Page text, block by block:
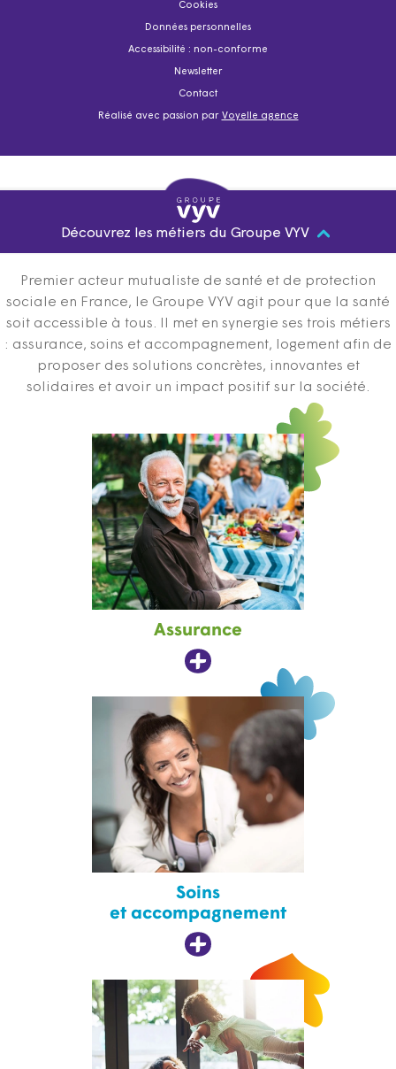
Cookies
Données personnelles
Accessibilité : non-conforme
Newsletter
Contact
Réalisé avec passion par Voyelle agence
Découvrez les métiers du Groupe VYV
Premier acteur mutualiste de santé et de protection
sociale en France, le Groupe VYV agit pour que la santé
soit accessible à tous. Il met en synergie ses trois métiers
: assurance, soins et accompagnement, logement afin de
proposer des solutions concrètes, innovantes et
solidaires et avoir un impact positif sur la société.
Assurance
Soins
et accompagnement